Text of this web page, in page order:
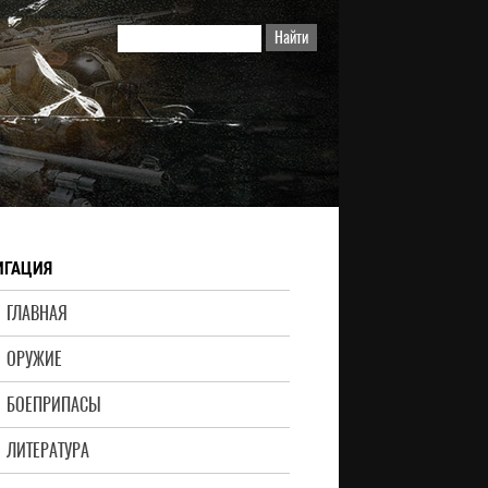
ГЛАВНАЯ
ОРУЖИЕ
БОЕПРИПАСЫ
ЛИТЕРАТУРА